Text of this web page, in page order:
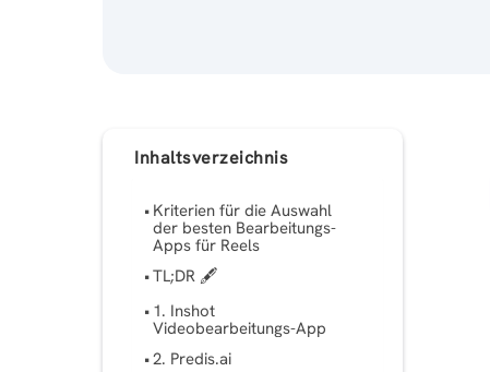
Inhaltsverzeichnis
Kriterien für die Auswahl
der besten Bearbeitungs-
Apps für Reels
TL;DR 🖋
1. Inshot
Videobearbeitungs-App
2. Predis.ai